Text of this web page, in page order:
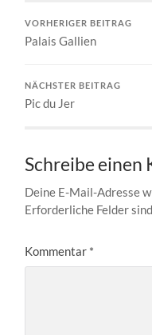
VORHERIGER BEITRAG
Palais Gallien
NÄCHSTER BEITRAG
Pic du Jer
Schreibe einen
Deine E-Mail-Adresse
Erforderliche Felder
Kommentar *